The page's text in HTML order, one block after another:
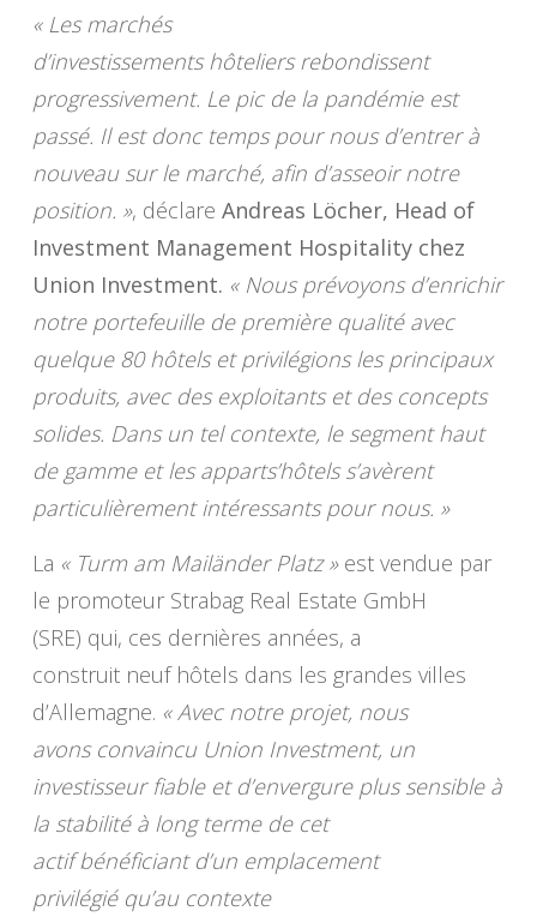
« Les marchés
d’investissements hôteliers rebondissent
progressivement. Le pic de la pandémie est
passé. Il est donc temps pour nous d’entrer à
nouveau sur le marché, afin d’asseoir notre
position. », déclare Andreas Löcher, Head of
Investment Management Hospitality chez
Union Investment. « Nous prévoyons d’enrichir
notre portefeuille de première qualité avec
quelque 80 hôtels et privilégions les principaux
produits, avec des exploitants et des concepts
solides. Dans un tel contexte, le segment haut
de gamme et les apparts’hôtels s’avèrent
particulièrement intéressants pour nous. »
La « Turm am Mailänder Platz »est vendue par
le promoteur Strabag Real Estate GmbH
(SRE) qui, ces dernières années, a
construit neuf hôtels dans les grandes villes
d’Allemagne. « Avec notre projet, nous
avons convaincu Union Investment, un
investisseur fiable et d’envergure plus sensible à
la stabilité à long terme de cet
actif bénéficiant d’un emplacement
privilégié qu’au contexte